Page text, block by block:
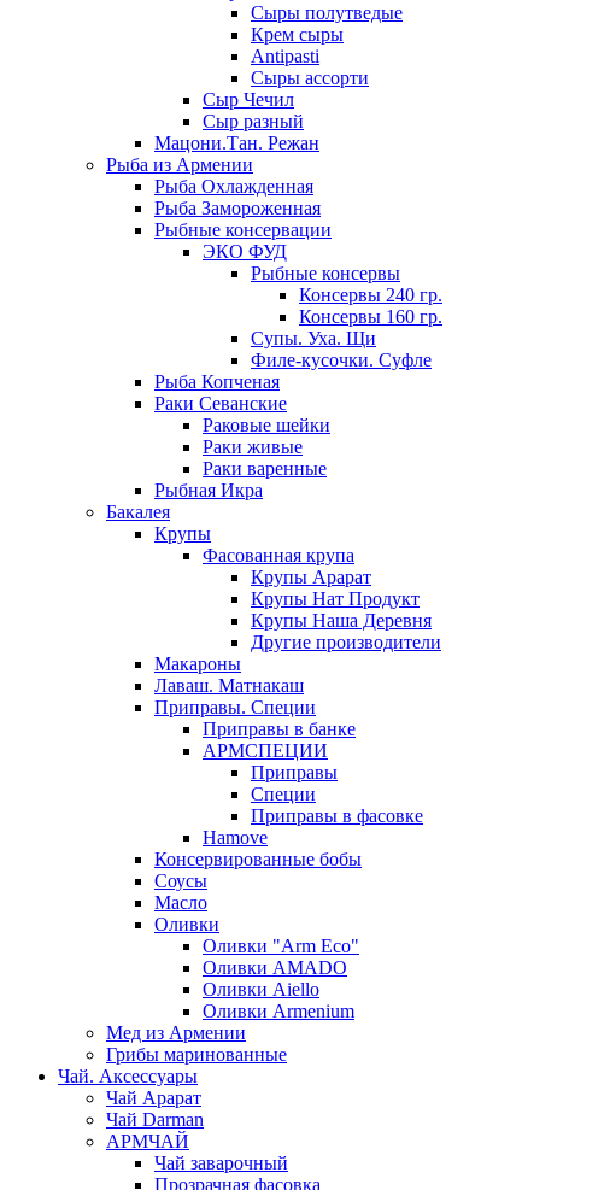
Сыры полутведые
Крем сыры
Antipasti
Сыры ассорти
Сыр Чечил
Сыр разный
Мацони.Тан. Режан
Рыба из Армении
Рыба Охлажденная
Рыба Замороженная
Рыбные консервации
ЭКО ФУД
Рыбные консервы
Консервы 240 гр.
Консервы 160 гр.
Супы. Уха. Щи
Филе-кусочки. Суфле
Рыба Копченая
Раки Севанские
Раковые шейки
Раки живые
Раки варенные
Рыбная Икра
Бакалея
Крупы
Фасованная крупа
Крупы Арарат
Крупы Нат Продукт
Крупы Наша Деревня
Другие производители
Макароны
Лаваш. Матнакаш
Приправы. Специи
Приправы в банке
АРМСПЕЦИИ
Приправы
Специи
Приправы в фасовке
Hamove
Консервированные бобы
Соусы
Масло
Оливки
Оливки "Arm Eco"
Оливки AMADO
Оливки Aiello
Оливки Armenium
Мед из Армении
Грибы маринованные
Чай. Аксессуары
Чай Арарат
Чай Darman
АРМЧАЙ
Чай заварочный
Прозрачная фасовка